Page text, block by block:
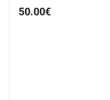
50.00€